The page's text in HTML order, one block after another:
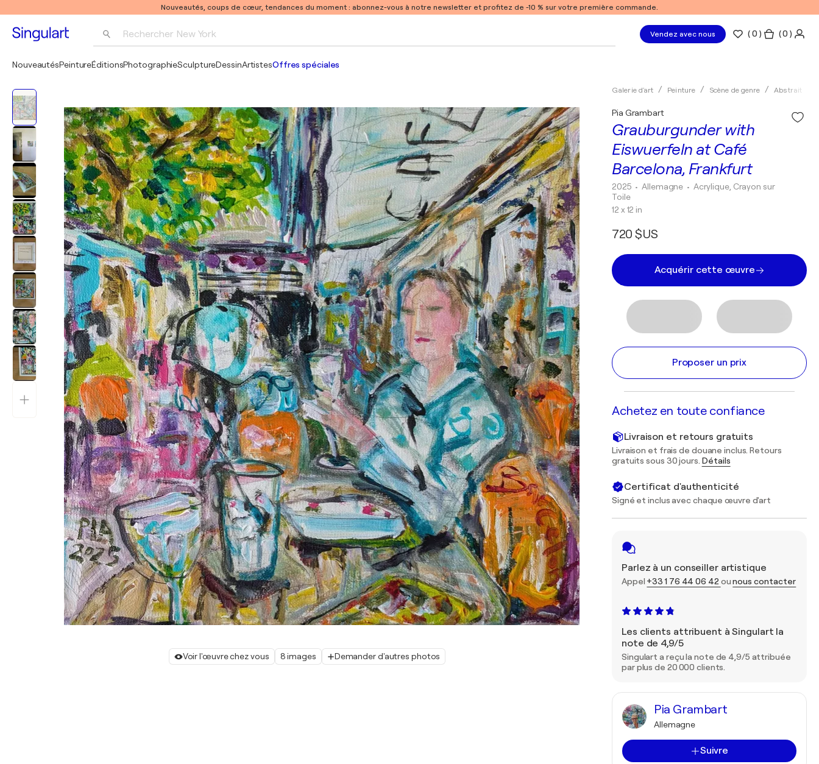
Nouveautés, coups de cœur, tendances du moment : abonnez-vous à notre newsletter et profitez de -10 % sur votre première commande.
Rechercher New York
Pablo Picasso
Vendez avec nous (0 ) ( 0 )
NouveautésPeintureÉditionsPhotographieSculptureDessinArtistesOffres spéciales
Voir l'œuvre chez vous 8 images Demander d'autres photos
Galerie d'art Peinture Scène de genre Abstrait
Grauburgunder with
Eiswuerfeln at Café
Barcelona, Frankfurt
Pia Grambart
2025 • Allemagne • Acrylique, Crayon sur
Toile
12 x 12 in
720 $US
Acquérir cette œuvre
Proposer un prix
Achetez en toute confiance
Livraison et retours gratuits
Livraison et frais de douane inclus. Retours
gratuits sous 30 jours. Détails
Certificat d'authenticité
Signé et inclus avec chaque œuvre d'art
Parlez à un conseiller artistique
Appel +33 1 76 44 06 42 ounous contacter
Les clients attribuent à Singulart la
note de 4,9/5
Singulart a reçu la note de 4,9/5 attribuée
par plus de 20 000 clients.
Pia Grambart
Allemagne
Suivre